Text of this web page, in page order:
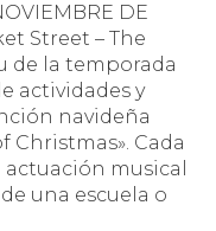
DE
Street – The
de la temporada
actividades y
navideña
Christmas». Cada
musical
una escuela o